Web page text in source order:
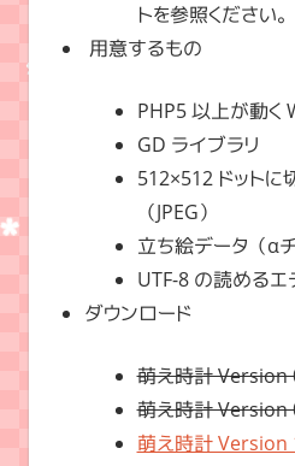
トを参照ください。
用意するもの
PHP5 以上が動く
GD ライブラリ
512×512 ドットに
（JPEG）
立ち絵データ（α
UTF-8 の読めるエ
ダウンロード
萌え時計 Version
萌え時計 Version
萌え時計 Version